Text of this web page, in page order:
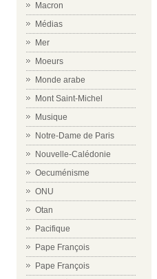
Macron
Médias
Mer
Moeurs
Monde arabe
Mont Saint-Michel
Musique
Notre-Dame de Paris
Nouvelle-Calédonie
Oecuménisme
ONU
Otan
Pacifique
Pape François
Pape François